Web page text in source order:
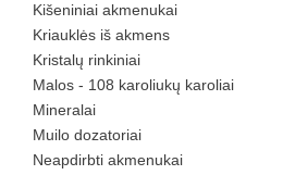
Kišeniniai akmenukai
Kriauklės iš akmens
Kristalų rinkiniai
Malos - 108 karoliukų karoliai
Mineralai
Muilo dozatoriai
Neapdirbti akmenukai